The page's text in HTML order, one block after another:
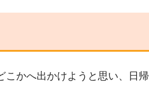
こかへ出かけようと思い、日帰